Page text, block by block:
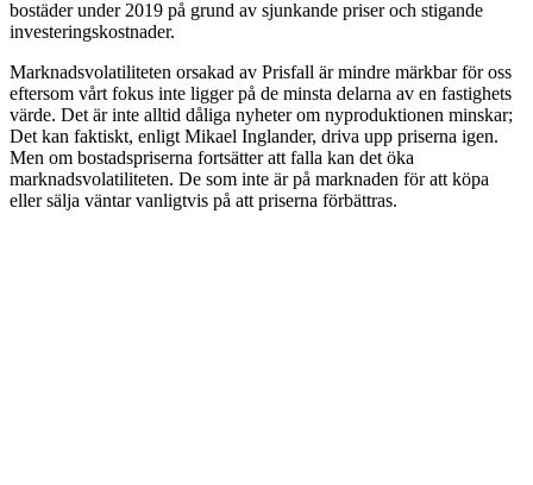
bostäder under 2019 på grund av sjunkande priser och stigande
investeringskostnader.
Marknadsvolatiliteten orsakad av Prisfall är mindre märkbar för oss
eftersom vårt fokus inte ligger på de minsta delarna av en fastighets
värde. Det är inte alltid dåliga nyheter om nyproduktionen minskar;
Det kan faktiskt, enligt Mikael Inglander, driva upp priserna igen.
Men om bostadspriserna fortsätter att falla kan det öka
marknadsvolatiliteten. De som inte är på marknaden för att köpa
eller sälja väntar vanligtvis på att priserna förbättras.